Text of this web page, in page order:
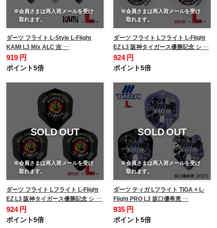
※会員さまは再入荷メールを受け
取れます。
ダーツ フライト L-Style L-Flight
KAMI L3 Mix ALC 吉 …
919 円
ポイント5倍
※会員さまは再入荷メールを受け
取れます。
ダーツ フライト Lフライト L-Flight
EZ L3 阪神タイガース優勝記念 シ …
924 円
ポイント5倍
SOLD OUT
※会員さまは再入荷メールを受け
取れます。
ダーツ フライト Lフライト L-Flight
EZ L3 阪神タイガース優勝記念 シ …
924 円
ポイント5倍
SOLD OUT
※会員さまは再入荷メールを受け
取れます。
ダーツ ティガ Lフライト TIGA × L-
Flight PRO L3 坂口優希恵 …
935 円
ポイント5倍